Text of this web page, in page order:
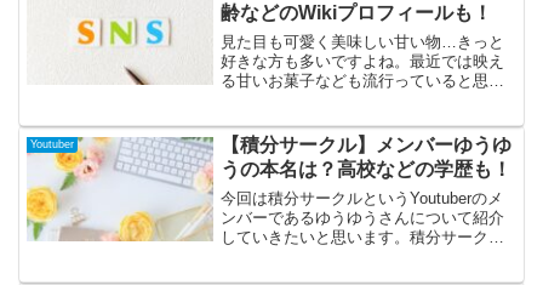
齢などのWikiプロフィールも！
見た目も可愛く美味しい甘い物…きっと
好きな方も多いですよね。最近では映え
る甘いお菓子なども流行っていると思う
いう方を皆さんはご存じですか？アイシ
ングクッキーで様々なキャラクターだっ
たり作品を作りあげる方なんですが、細
やかな技術には度肝を抜かれるばかり！
今回は、そんな可愛いお菓子を作るまん
なたぬきさんが、どんな方なのか迫って
Youtuber
【積分サークル】メンバーゆうゆ
うの本名は？高校などの学歴も！
今回は積分サークルというYoutuberのメ
ンバーであるゆうゆうさんについて紹介
していきたいと思います。積分サークル